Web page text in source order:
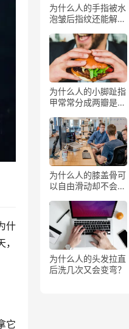
什
它
为什么人的手指被水
泡皱后指纹还能解锁
为什么人的小脚趾指
甲常常分成两瓣是返
为什么人的膝盖骨可
以自由滑动却不会掉
为什么人的头发拉直
后洗几次又会变弯？